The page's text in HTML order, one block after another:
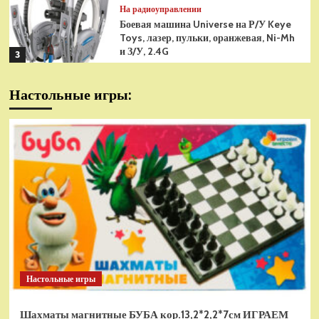
3
На радиоуправлении
Боевая машина Universe на Р/У Keye
Toys, лазер, пульки, оранжевая, Ni-Mh
и З/У, 2.4G
Радиоуправляемая модель
(HN1586)
На радиоуправлении
Р/У танк Taigen 1/16
Panzerkampfwagen III (Германия) HC
(для ИК танкового боя) V3 2.4G RTR,
TG3848-1HC-IR3.0
1
На радиоуправлении
Радиоуправляемый танк Torro
Sturmtiger Panzer 1к16
(TR1111700300)
Настольные игры:
Настольные игры
Шахматы магнитные БУБА кор.13,2*2,2*7см ИГРАЕМ